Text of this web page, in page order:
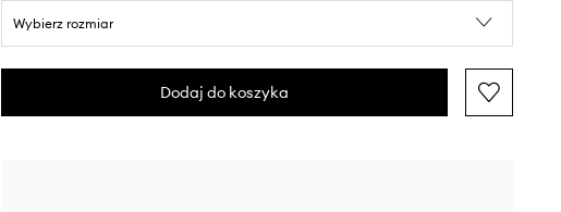
Wybierz rozmiar
Dodaj do koszyka